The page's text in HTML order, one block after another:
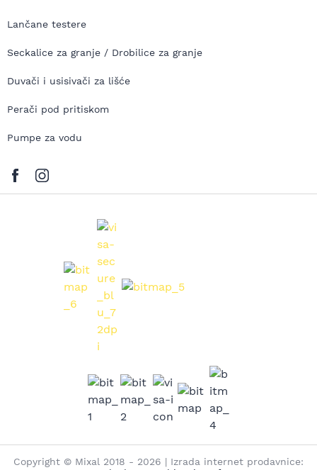
Lančane testere
Seckalice za granje / Drobilice za granje
Duvači i usisivači za lišće
Perači pod pritiskom
Pumpe za vodu
Copyright © Mixal 2018 - 2026 | Izrada internet prodavnice: